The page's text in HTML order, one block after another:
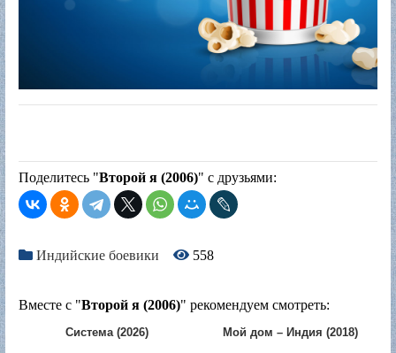
Поделитесь "Второй я (2006)" с друзьями:
Индийские боевики 558
Вместе с "Второй я (2006)" рекомендуем смотреть:
Система (2026) Мой дом – Индия (2018)